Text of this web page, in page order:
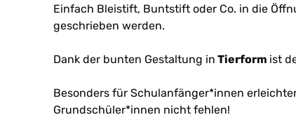
Einfach Bleistift, Buntstift oder Co. in die
geschrieben werden.
Dank der bunten Gestaltung in Tierform ist
Besonders für Schulanfänger*innen
Grundschüler*innen nicht fehlen!